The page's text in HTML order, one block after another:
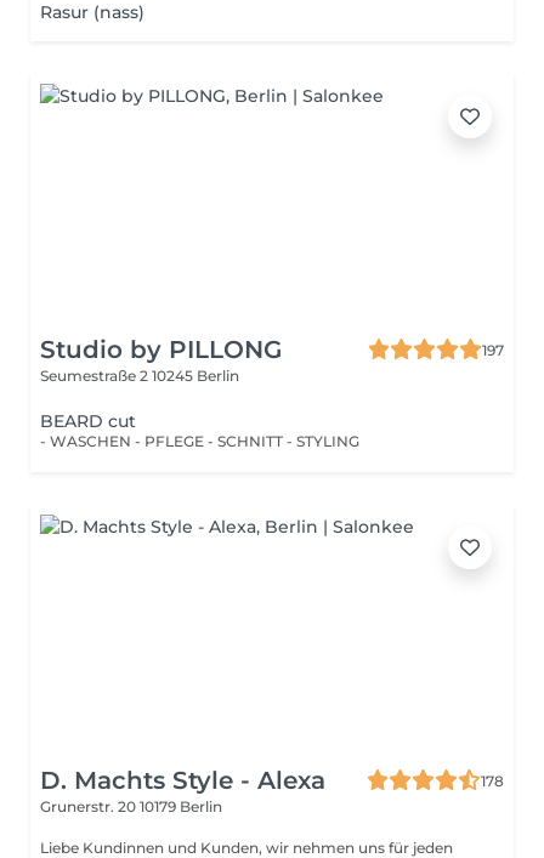
Rasur (nass)
Studio by PILLONG
197
Seumestraße 2 10245 Berlin
BEARD cut
- WASCHEN - PFLEGE - SCHNITT - STYLING
D. Machts Style - Alexa
178
Grunerstr. 20 10179 Berlin
Liebe Kundinnen und Kunden, wir nehmen uns für jeden